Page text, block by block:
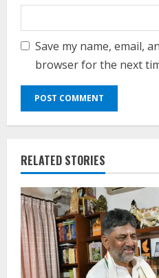
Save my name, email,
browser for the next
RELATED STORIES